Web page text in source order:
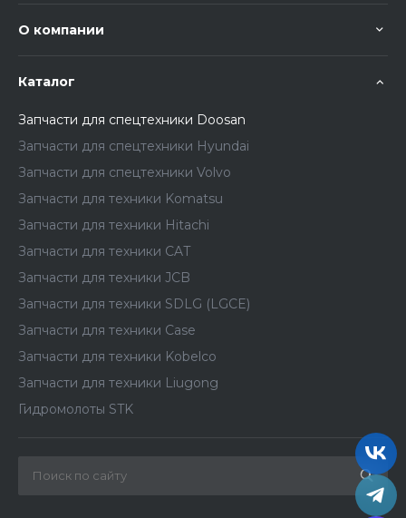
О компании
Каталог
Запчасти для спецтехники Doosan
Запчасти для спецтехники Hyundai
Запчасти для спецтехники Volvo
Запчасти для техники Komatsu
Запчасти для техники Hitachi
Запчасти для техники CAT
Запчасти для техники JCB
Запчасти для техники SDLG (LGCE)
Запчасти для техники Case
Запчасти для техники Kobelco
Запчасти для техники Liugong
Гидромолоты STK